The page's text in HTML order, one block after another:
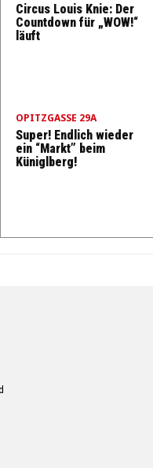
Circus Louis Knie: Der
Countdown für „WOW!“
läuft
OPITZGASSE 29A
Super! Endlich wieder
ein “Markt” beim
Küniglberg!